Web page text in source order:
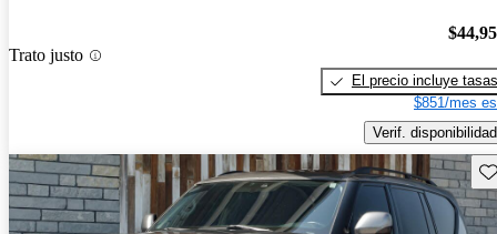
Trato justo
El precio incluye tasas
$851/mes
Verif. disponibilidad